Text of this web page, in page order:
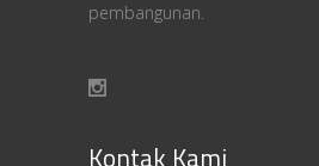
pembangunan.
Kontak Kami